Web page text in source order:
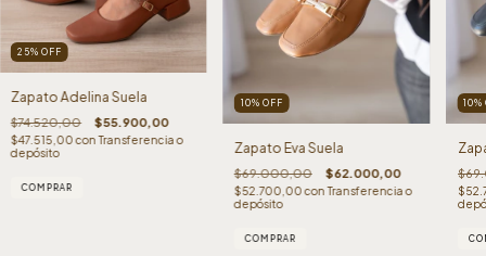
25% OFF
Zapato Adelina Suela
$74.520,00 $55.900,00
$47.515,00con Transferencia o
depósito
COMPRAR
10% OFF
Zapato Eva Suela
$69.000,00 $62.000,00
$52.700,00con Transferencia o
depósito
COMPRAR
10%